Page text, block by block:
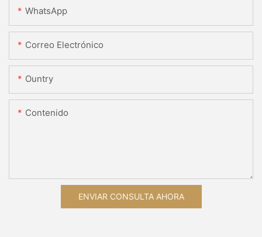
WhatsApp
Correo Electrónico
Ountry
Contenido
ENVIAR CONSULTA AHORA